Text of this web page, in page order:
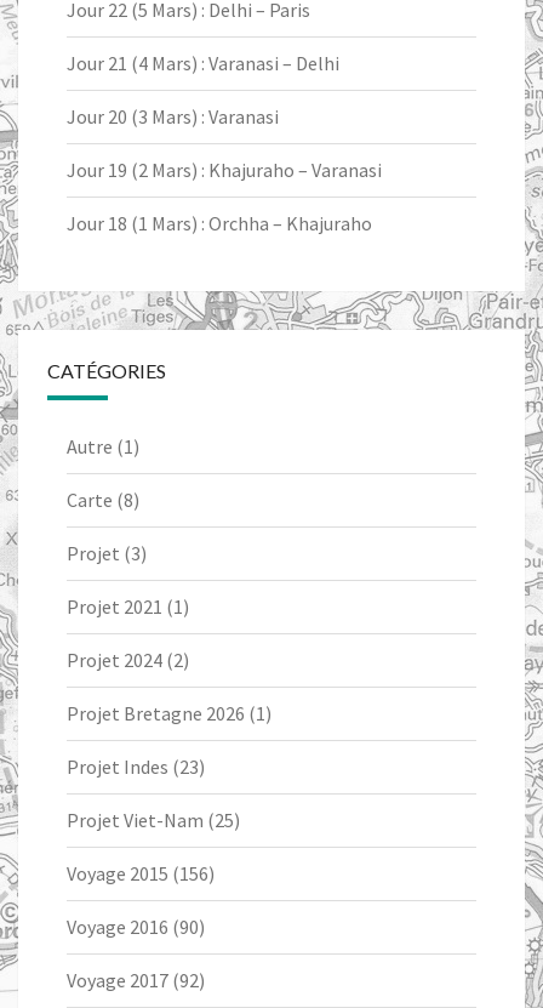
Jour 22 (5 Mars) : Delhi – Paris
Jour 21 (4 Mars) : Varanasi – Delhi
Jour 20 (3 Mars) : Varanasi
Jour 19 (2 Mars) : Khajuraho – Varanasi
Jour 18 (1 Mars) : Orchha – Khajuraho
CATÉGORIES
Autre (1)
Carte (8)
Projet (3)
Projet 2021 (1)
Projet 2024 (2)
Projet Bretagne 2026 (1)
Projet Indes (23)
Projet Viet-Nam (25)
Voyage 2015 (156)
Voyage 2016 (90)
Voyage 2017 (92)